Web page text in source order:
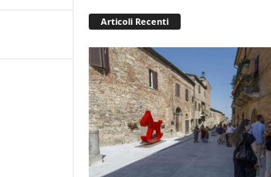
Articoli Recenti